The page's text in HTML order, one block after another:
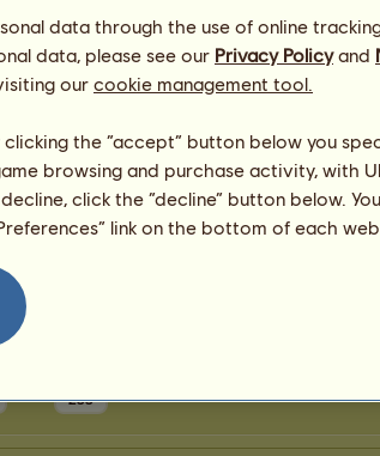
gyűjteménye
233
data through the use of online
data, please see our Privacy Policyand
our cookie management tool.
the “accept” button below you
browsing and purchase activity, with
click the “decline” button below.
link on the bottom of each